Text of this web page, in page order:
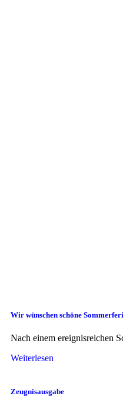
Wir wünschen schöne
Nach einem ereignisreichen
Weiterlesen
Zeugnisausgabe